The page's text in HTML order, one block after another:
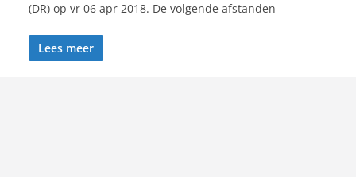
(DR) op vr 06 apr 2018. De volgende afstanden
Lees meer